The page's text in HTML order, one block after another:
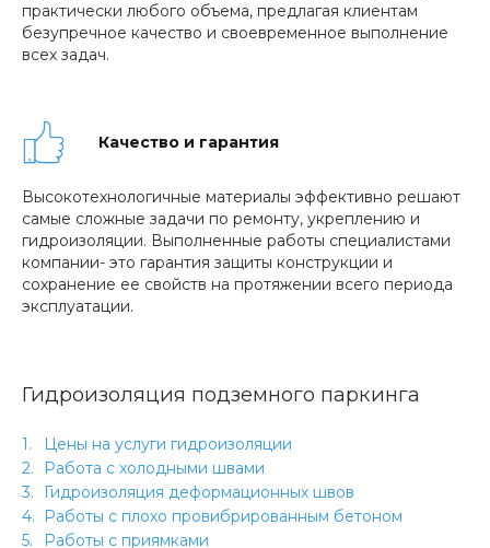
практически любого объема, предлагая клиентам
безупречное качество и своевременное выполнение
всех задач.
Качество и гарантия
Высокотехнологичные материалы эффективно решают
самые сложные задачи по ремонту, укреплению и
гидроизоляции. Выполненные работы специалистами
компании- это гарантия защиты конструкции и
сохранение ее свойств на протяжении всего периода
эксплуатации.
Гидроизоляция подземного паркинга
Цены на услуги гидроизоляции
Работа с холодными швами
Гидроизоляция деформационных швов
Работы с плохо провибрированным бетоном
Работы с приямками